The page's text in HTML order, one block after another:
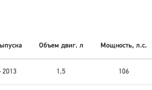
Объем двиг. л Мощность, л.с.
2013 1,5 106